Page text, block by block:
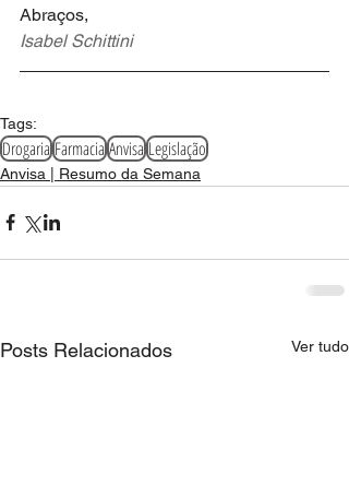
Abraços,
Isabel Schittini
Tags:
DrogariaFarmaciaAnvisaLegislação
Anvisa | Resumo da Semana
Posts Relacionados Ver tudo